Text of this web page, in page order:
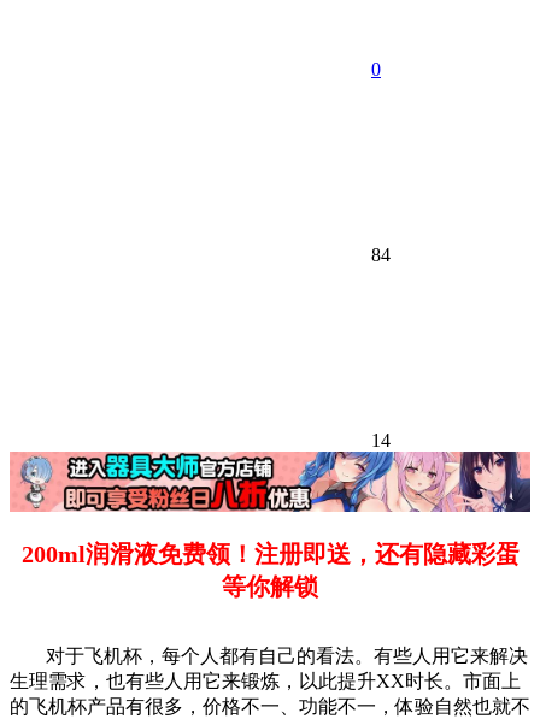
0
84
14
200ml润滑液免费领！注册即送，还有隐藏彩蛋
等你解锁
对于飞机杯，每个人都有自己的看法。有些人用它来解决
生理需求，也有些人用它来锻炼，以此提升XX时长。市面上
的飞机杯产品有很多，价格不一、功能不一，体验自然也就不